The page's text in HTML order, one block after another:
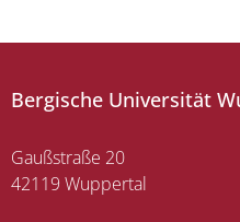
Bergische Universität
Gaußstraße 20
42119 Wuppertal